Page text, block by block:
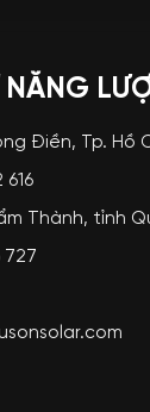
Điền, Tp. Hồ
Thành, tỉnh